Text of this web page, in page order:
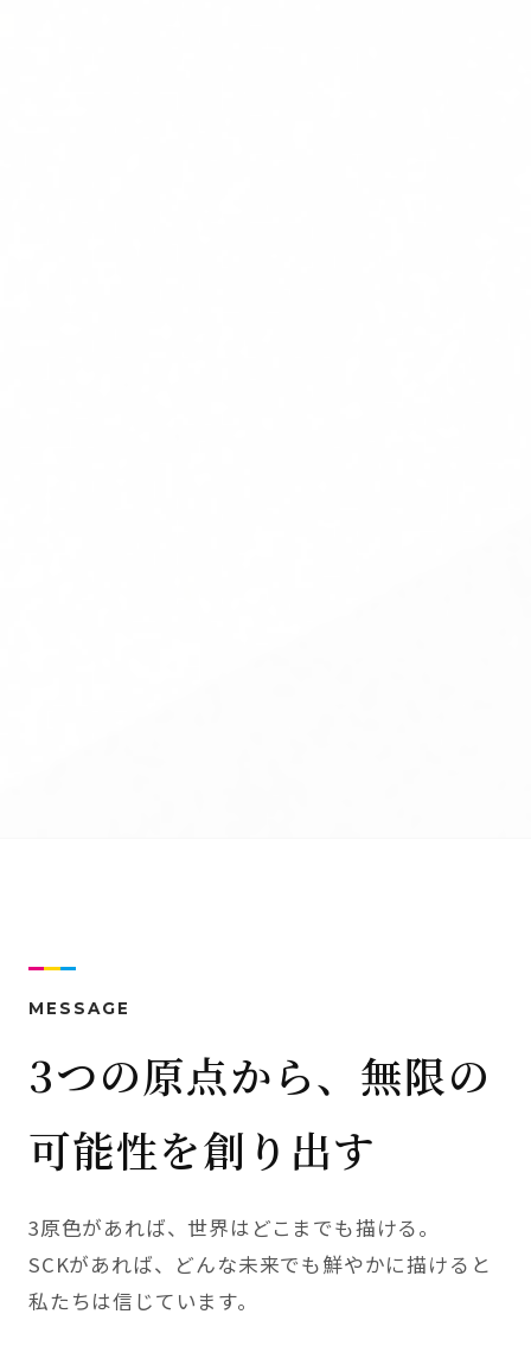
MESSAGE
3つの原点から、無限の
可能性を創り出す
3原色があれば、世界はどこまでも描ける。
SCKがあれば、どんな未来でも鮮やかに描けると
私たちは信じています。